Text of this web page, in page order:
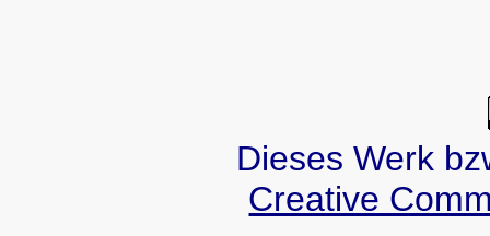
Dieses Werk
Creative